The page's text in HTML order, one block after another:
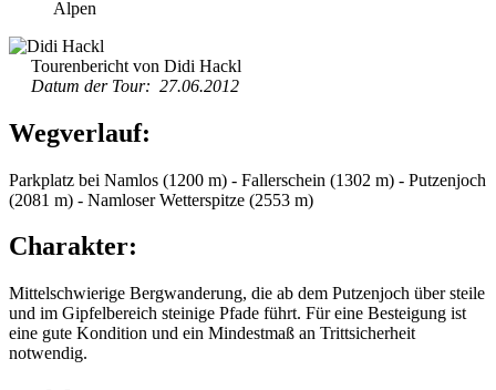
Alpen
Tourenbericht von Didi Hackl
Datum der Tour: 27.06.2012
Wegverlauf:
Parkplatz bei Namlos (1200 m) - Fallerschein (1302 m) - Putzenjoch
(2081 m) - Namloser Wetterspitze (2553 m)
Charakter:
Mittelschwierige Bergwanderung, die ab dem Putzenjoch über steile
und im Gipfelbereich steinige Pfade führt. Für eine Besteigung ist
eine gute Kondition und ein Mindestmaß an Trittsicherheit
notwendig.